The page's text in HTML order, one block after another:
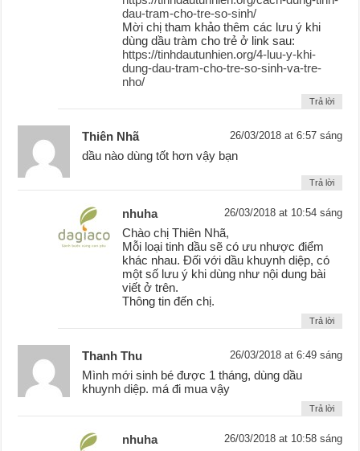
dau-tram-cho-tre-so-sinh/
Mời chị tham khảo thêm các lưu ý khi
dùng dầu tràm cho trẻ ở link sau:
https://tinhdautunhien.org/4-luu-y-khi-
dung-dau-tram-cho-tre-so-sinh-va-tre-
nho/
Trả lời
Thiên Nhã 26/03/2018 at 6:57 sáng
dầu nào dùng tốt hơn vậy bạn
Trả lời
nhuha 26/03/2018 at 10:54 sáng
Chào chị Thiên Nhã,
Mỗi loại tinh dầu sẽ có ưu nhược điểm
khác nhau. Đối với dầu khuynh diệp, có
một số lưu ý khi dùng như nội dung bài
viết ở trên.
Thông tin đến chị.
Trả lời
Thanh Thu 26/03/2018 at 6:49 sáng
Mình mới sinh bé được 1 tháng, dùng dầu
khuynh diệp. má đi mua vậy
Trả lời
nhuha 26/03/2018 at 10:58 sáng